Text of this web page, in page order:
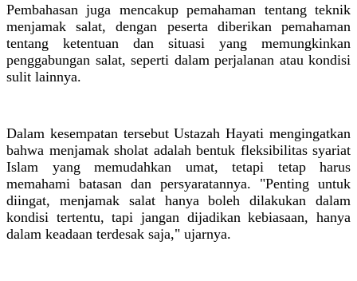
Pembahasan juga mencakup pemahaman tentang teknik
menjamak salat, dengan peserta diberikan pemahaman
tentang ketentuan dan situasi yang memungkinkan
penggabungan salat, seperti dalam perjalanan atau kondisi
sulit lainnya.
Dalam kesempatan tersebut Ustazah Hayati mengingatkan
bahwa menjamak sholat adalah bentuk fleksibilitas syariat
Islam yang memudahkan umat, tetapi tetap harus
memahami batasan dan persyaratannya. "Penting untuk
diingat, menjamak salat hanya boleh dilakukan dalam
kondisi tertentu, tapi jangan dijadikan kebiasaan, hanya
dalam keadaan terdesak saja," ujarnya.